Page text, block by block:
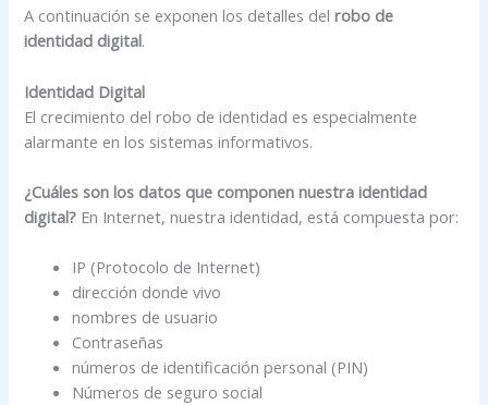
A continuación se exponen los detalles delrobo de
identidad digital.
Identidad Digital
El crecimiento del robo de identidad es especialmente
alarmante en los sistemas informativos.
¿Cuáles son los datos que componen nuestra identidad
digital? En Internet, nuestra identidad, está compuesta por:
IP (Protocolo de Internet)
dirección donde vivo
nombres de usuario
Contraseñas
números de identificación personal (PIN)
Números de seguro social